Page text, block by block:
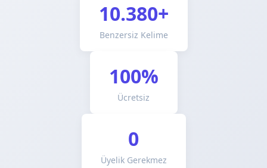
10.380+
Benzersiz Kelime
100%
Ücretsiz
0
Üyelik Gerekmez